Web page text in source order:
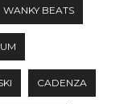
WANKY BEATS
CADENZA